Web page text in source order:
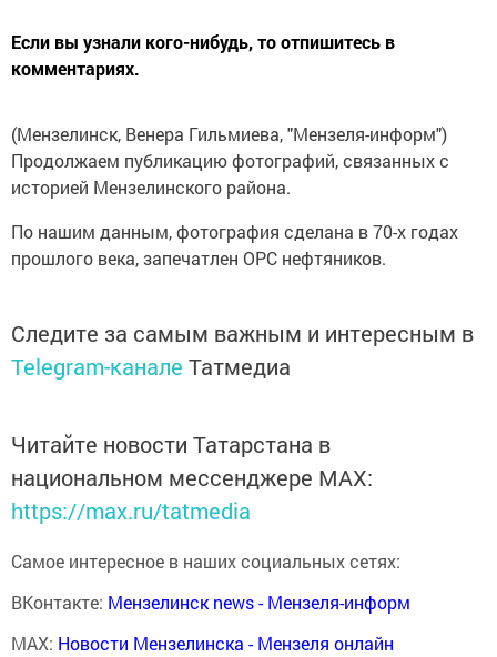
Если вы узнали кого-нибудь, то отпишитесь в
комментариях.
(Мензелинск, Венера Гильмиева, "Мензеля-информ")
Продолжаем публикацию фотографий, связанных с
историей Мензелинского района.
По нашим данным, фотография сделана в 70-х годах
прошлого века, запечатлен ОРС нефтяников.
Следите за самым важным и интересным в
Telegram-канале Татмедиа
Читайте новости Татарстана в
национальном мессенджере MАХ:
https://max.ru/tatmedia
Самое интересное в наших социальных сетях:
ВКонтакте: Мензелинск news - Мензеля-информ
MAX: Новости Мензелинска - Мензеля онлайн